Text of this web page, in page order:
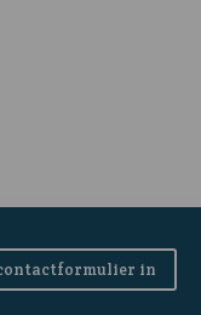
in